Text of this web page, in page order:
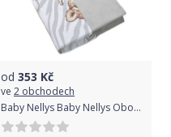
od 353 Kč
ve 2 obchodech
Baby Nellys Baby Nellys Oboustranná deka Bavlna Velvet 100x75cm, ZOO Natural - šedá